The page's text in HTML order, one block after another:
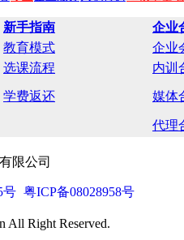
新手指南
企业
教育模式
企业
选课流程 内训
学费返还 媒体
代理
限公司
号 粤ICP备08028958号
All Right Reserved.